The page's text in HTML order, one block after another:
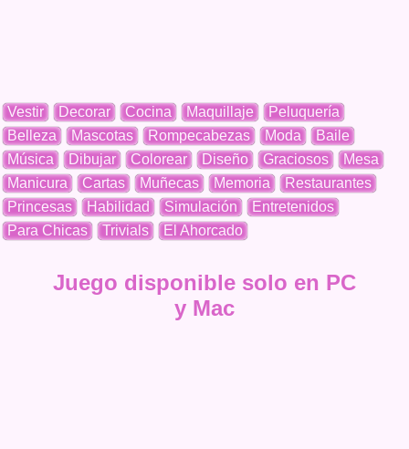
Vestir Decorar Cocina Maquillaje
Peluquería
Belleza
Mascotas Rompecabezas Moda
Baile
Música
Dibujar Colorear Diseño Graciosos
Mesa
Manicura
Cartas Muñecas Memoria
Restaurantes
Princesas
Habilidad Simulación
Entretenidos
Para Chicas
Trivials El Ahorcado
Juego disponible solo en PC
y Mac